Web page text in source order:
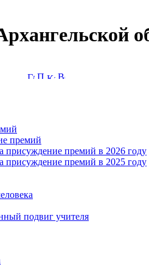
премий
присуждение премий в 2026 году
присуждение премий в 2025 году
подвиг учителя